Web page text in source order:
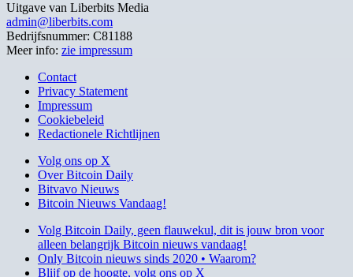
Uitgave van Liberbits Media
admin@liberbits.com
Bedrijfsnummer: C81188
Meer info: zie impressum
Contact
Privacy Statement
Impressum
Cookiebeleid
Redactionele Richtlijnen
Volg ons op X
Over Bitcoin Daily
Bitvavo Nieuws
Bitcoin Nieuws Vandaag!
Volg Bitcoin Daily, geen flauwekul, dit is jouw bron voor
alleen belangrijk Bitcoin nieuws vandaag!
Only Bitcoin nieuws sinds 2020 • Waarom?
Blijf op de hoogte, volg ons op X